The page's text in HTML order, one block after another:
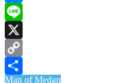
Messenger
Line
X
Copy
Man of Medan